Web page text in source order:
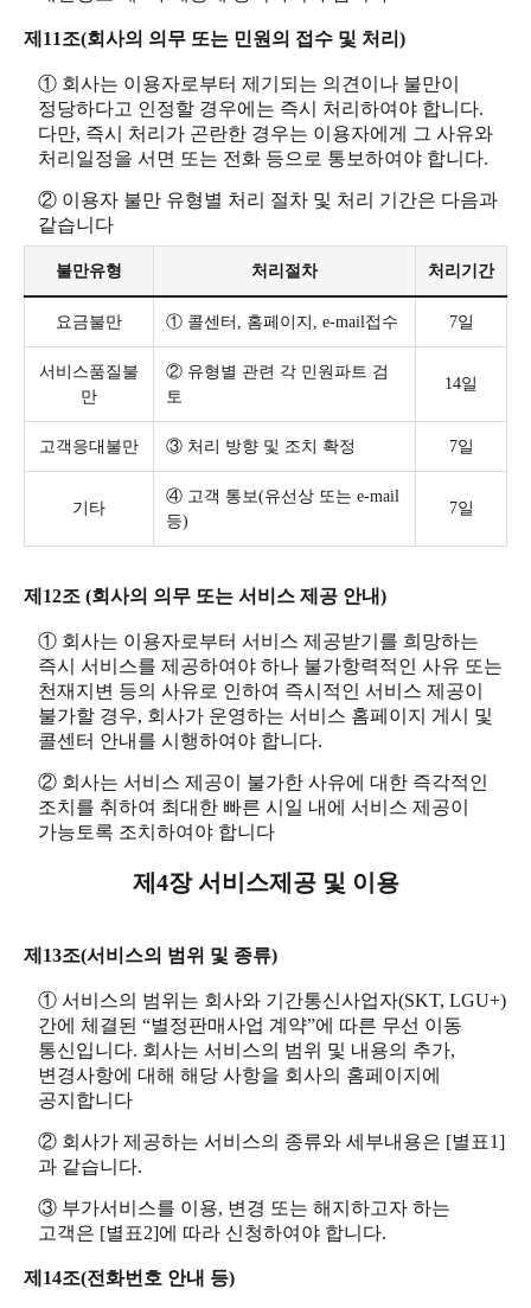
제11조(회사의 의무 또는 민원의 접수 및 처리)
① 회사는 이용자로부터 제기되는 의견이나 불만이
정당하다고 인정할 경우에는 즉시 처리하여야 합니다.
다만, 즉시 처리가 곤란한 경우는 이용자에게 그 사유와
처리일정을 서면 또는 전화 등으로 통보하여야 합니다.
② 이용자 불만 유형별 처리 절차 및 처리 기간은 다음과
같습니다
불만유형 처리절차 처리기간
요금불만 ① 콜센터, 홈페이지, e-mail접수 7일
서비스품질불
만
② 유형별 관련 각 민원파트 검
토
14일
고객응대불만 ③ 처리 방향 및 조치 확정 7일
기타
④ 고객 통보(유선상 또는 e-mail
등)
7일
제12조 (회사의 의무 또는 서비스 제공 안내)
① 회사는 이용자로부터 서비스 제공받기를 희망하는
즉시 서비스를 제공하여야 하나 불가항력적인 사유 또는
천재지변 등의 사유로 인하여 즉시적인 서비스 제공이
불가할 경우, 회사가 운영하는 서비스 홈페이지 게시 및
콜센터 안내를 시행하여야 합니다.
② 회사는 서비스 제공이 불가한 사유에 대한 즉각적인
조치를 취하여 최대한 빠른 시일 내에 서비스 제공이
가능토록 조치하여야 합니다
제4장 서비스제공 및 이용
제13조(서비스의 범위 및 종류)
① 서비스의 범위는 회사와 기간통신사업자(SKT, LGU+)
간에 체결된 “별정판매사업 계약”에 따른 무선 이동
통신입니다. 회사는 서비스의 범위 및 내용의 추가,
변경사항에 대해 해당 사항을 회사의 홈페이지에
공지합니다
② 회사가 제공하는 서비스의 종류와 세부내용은 [별표1]
과 같습니다.
③ 부가서비스를 이용, 변경 또는 해지하고자 하는
고객은 [별표2]에 따라 신청하여야 합니다.
제14조(전화번호 안내 등)